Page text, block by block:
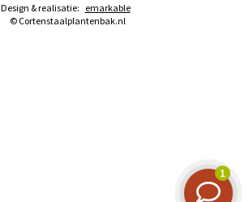
© Cortenstaalplantenbak.nl
Design & realisatie: emarkable